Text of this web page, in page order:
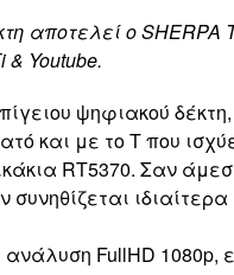
αποτελεί οSHERPA
& Youtube.
ψηφιακού δέκτη,
και με το T που
RT5370. Σαν
FullHD 1080p,